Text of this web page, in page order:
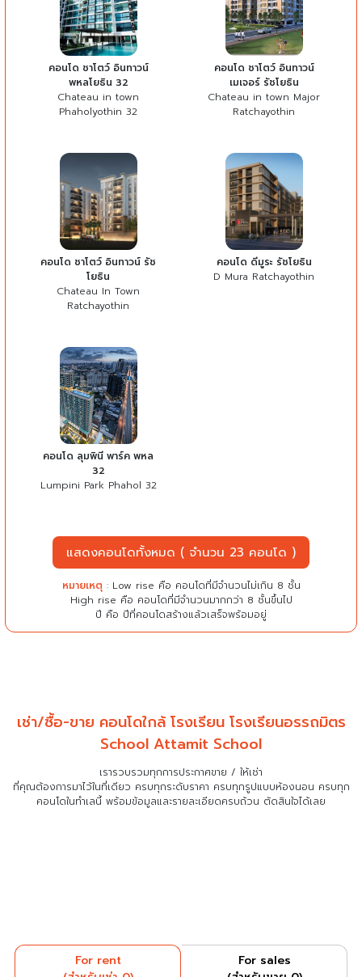
คอนโด ชาโตว์ อินทาวน์
พหลโยธิน 32
Chateau in town
Phaholyothin 32
คอนโด ชาโตว์ อินทาวน์
เมเจอร์ รัชโยธิน
Chateau in town Major
Ratchayothin
คอนโด ชาโตว์ อินทาวน์ รัช
โยธิน
Chateau In Town
Ratchayothin
คอนโด ดีมูระ รัชโยธิน
D Mura Ratchayothin
คอนโด ลุมพินี พาร์ค พหล
32
Lumpini Park Phahol 32
แสดงคอนโดทั้งหมด ( จำนวน 23 คอนโด )
หมายเหตุ : Low rise คือ คอนโดที่มีจำนวนไม่เกิน 8 ชั้น
High rise คือ คอนโดที่มีจำนวนมากกว่า 8 ชั้นขึ้นไป
ปี คือ ปีที่คอนโดสร้างแล้วเสร็จพร้อมอยู่
เช่า/ซื้อ-ขาย คอนโดใกล้ โรงเรียน โรงเรียนอรรถมิตร
School Attamit School
เรารวบรวมทุกการประกาศขาย / ให้เช่า
ที่คุณต้องการมาไว้ในที่เดียว ครบทุกระดับราคา ครบทุกรูปแบบห้องนอน ครบทุก
คอนโดในทำเลนี้ พร้อมข้อมูลและรายละเอียดครบถ้วน ตัดสินใจได้เลย
For rent
For sales